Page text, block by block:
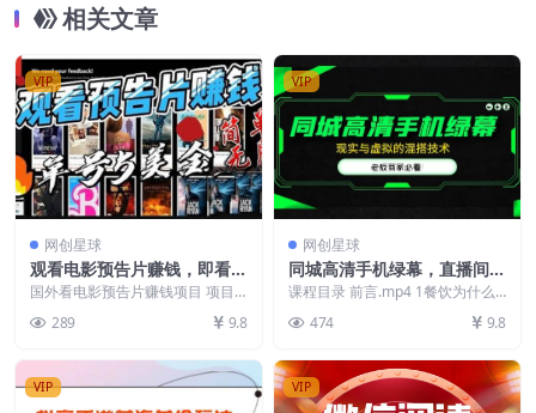
相关文章
VIP
网创星球
观看电影预告片赚钱，即看即
赚简单无脑，单号收益5美金
可批量
国外看电影预告片赚钱项目 项目
量 289 9.8
VIP
网创星球
同城高清手机绿幕，直播间现
实与虚拟的混搭技术，老板商
家必看
课程目录 前言.mp4 1餐饮为什么
么拍摄....
474 9.8
VIP VIP